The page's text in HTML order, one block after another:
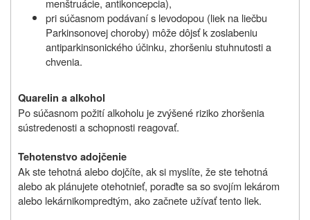
menštruácie, antikoncepcia),
pri súčasnom podávaní s levodopou (liek na liečbu
Parkinsonovej choroby) môže dôjsť k zoslabeniu
antiparkinsonického účinku, zhoršeniu stuhnutosti a
chvenia.
Quarelin a alkohol
Po súčasnom požití alkoholu je zvýšené riziko zhoršenia
sústredenosti a schopnosti reagovať.
Tehotenstvoadojčenie
Ak ste tehotná alebo dojčíte, ak si myslíte, že ste tehotná
alebo ak plánujete otehotnieť, poraďte sa so svojím lekárom
alebo lekárnikompredtým, ako začnete užívať tento liek.